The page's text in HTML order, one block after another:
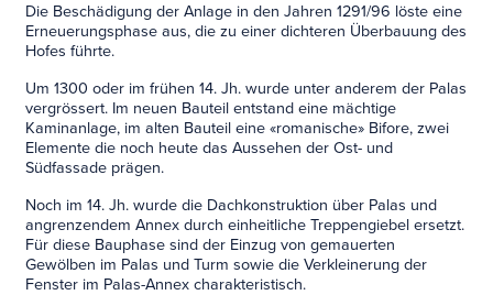
Die Beschädigung der Anlage in den Jahren 1291/96 löste eine
Erneuerungsphase aus, die zu einer dichteren Überbauung des
Hofes führte.
Um 1300 oder im frühen 14. Jh. wurde unter anderem der Palas
vergrössert. Im neuen Bauteil entstand eine mächtige
Kaminanlage, im alten Bauteil eine «romanische» Bifore, zwei
Elemente die noch heute das Aussehen der Ost- und
Südfassade prägen.
Noch im 14. Jh. wurde die Dachkonstruktion über Palas und
angrenzendem Annex durch einheitliche Treppengiebel ersetzt.
Für diese Bauphase sind der Einzug von gemauerten
Gewölben im Palas und Turm sowie die Verkleinerung der
Fenster im Palas-Annex charakteristisch.